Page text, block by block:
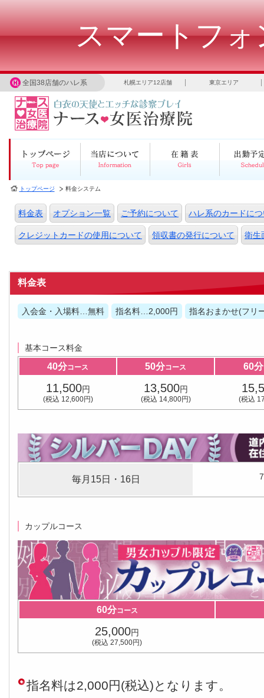
スマートフ
全国38店舗のハレ系 札幌エリア12店舗 東京エリア
トップページ 料金システム
料金表 オプション一覧 ご予約について ハレ系のカードに
クレジットカードの使用について 領収書の発行について 衛生
料金表
入会金・入場料…無料 指名料…2,000円 指名おまかせ(フリ
基本コース料金
40分コース 50分コース 60分
11,500円
(税込 12,600円)
13,500円
(税込 14,800円) (税込
毎月15日・16日
カップルコース
60分コース
25,000円
(税込 27,500円)
指名料は2,000円(税込)となります。